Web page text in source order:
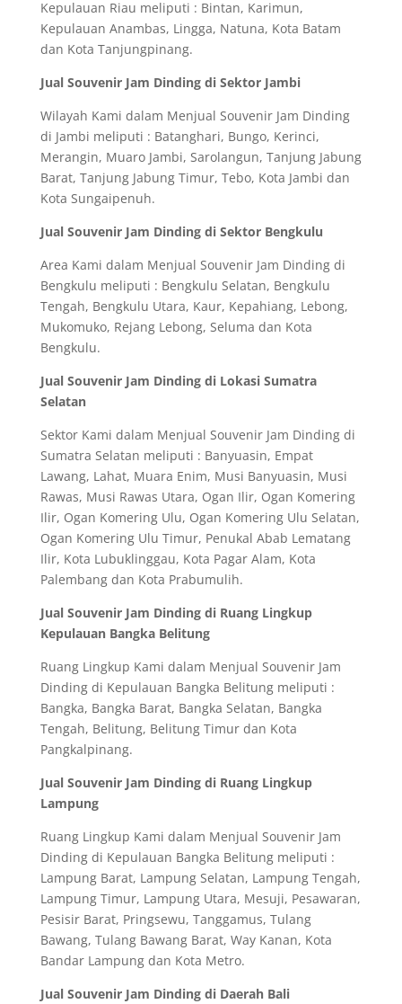
Kepulauan Riau meliputi : Bintan, Karimun,
Kepulauan Anambas, Lingga, Natuna, Kota Batam
dan Kota Tanjungpinang.
Jual Souvenir Jam Dinding di Sektor Jambi
Wilayah Kami dalam Menjual Souvenir Jam Dinding
di Jambi meliputi : Batanghari, Bungo, Kerinci,
Merangin, Muaro Jambi, Sarolangun, Tanjung Jabung
Barat, Tanjung Jabung Timur, Tebo, Kota Jambi dan
Kota Sungaipenuh.
Jual Souvenir Jam Dinding di Sektor Bengkulu
Area Kami dalam Menjual Souvenir Jam Dinding di
Bengkulu meliputi : Bengkulu Selatan, Bengkulu
Tengah, Bengkulu Utara, Kaur, Kepahiang, Lebong,
Mukomuko, Rejang Lebong, Seluma dan Kota
Bengkulu.
Jual Souvenir Jam Dinding di Lokasi Sumatra
Selatan
Sektor Kami dalam Menjual Souvenir Jam Dinding di
Sumatra Selatan meliputi : Banyuasin, Empat
Lawang, Lahat, Muara Enim, Musi Banyuasin, Musi
Rawas, Musi Rawas Utara, Ogan Ilir, Ogan Komering
Ilir, Ogan Komering Ulu, Ogan Komering Ulu Selatan,
Ogan Komering Ulu Timur, Penukal Abab Lematang
Ilir, Kota Lubuklinggau, Kota Pagar Alam, Kota
Palembang dan Kota Prabumulih.
Jual Souvenir Jam Dinding di Ruang Lingkup
Kepulauan Bangka Belitung
Ruang Lingkup Kami dalam Menjual Souvenir Jam
Dinding di Kepulauan Bangka Belitung meliputi :
Bangka, Bangka Barat, Bangka Selatan, Bangka
Tengah, Belitung, Belitung Timur dan Kota
Pangkalpinang.
Jual Souvenir Jam Dinding di Ruang Lingkup
Lampung
Ruang Lingkup Kami dalam Menjual Souvenir Jam
Dinding di Kepulauan Bangka Belitung meliputi :
Lampung Barat, Lampung Selatan, Lampung Tengah,
Lampung Timur, Lampung Utara, Mesuji, Pesawaran,
Pesisir Barat, Pringsewu, Tanggamus, Tulang
Bawang, Tulang Bawang Barat, Way Kanan, Kota
Bandar Lampung dan Kota Metro.
Jual Souvenir Jam Dinding di Daerah Bali